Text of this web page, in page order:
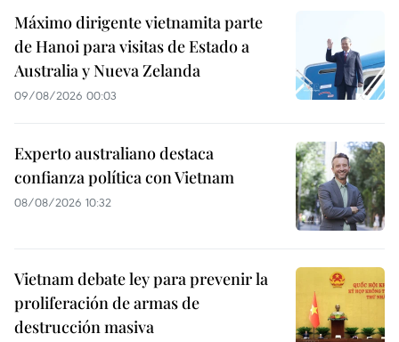
Máximo dirigente vietnamita parte
de Hanoi para visitas de Estado a
Australia y Nueva Zelanda
09/08/2026 00:03
Experto australiano destaca
confianza política con Vietnam
08/08/2026 10:32
Vietnam debate ley para prevenir la
proliferación de armas de
destrucción masiva